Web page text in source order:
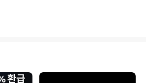
path, Uri uri) { m